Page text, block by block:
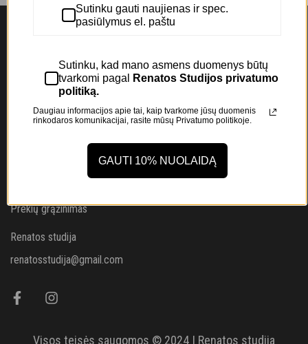
Prenumeruokite mūsų naujienlaiškį ir gaukite -10%
nuolaidą, savo pirmajam užsakymui!
Prekių grąžinimas
Renatos studija
renatosstudija@gmail.com
Visos teisės saugomos © 2024 | Renatos studija
Sutinku gauti naujienas ir spec.
pasiūlymus el. paštu
Sutinku, kad mano asmens duomenys būtų
tvarkomi pagal
Renatos Studijos privatumo
politiką.
Daugiau informacijos apie tai, kaip tvarkome jūsų duomenis
rinkodaros komunikacijai, rasite mūsų Privatumo politikoje.
GAUTI 10% NUOLAIDĄ